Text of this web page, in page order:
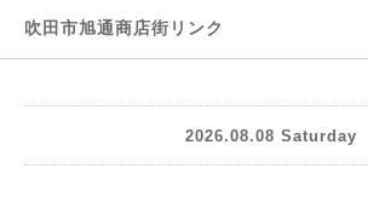
吹田市旭通商店街リンク
2026.08.08 Saturday